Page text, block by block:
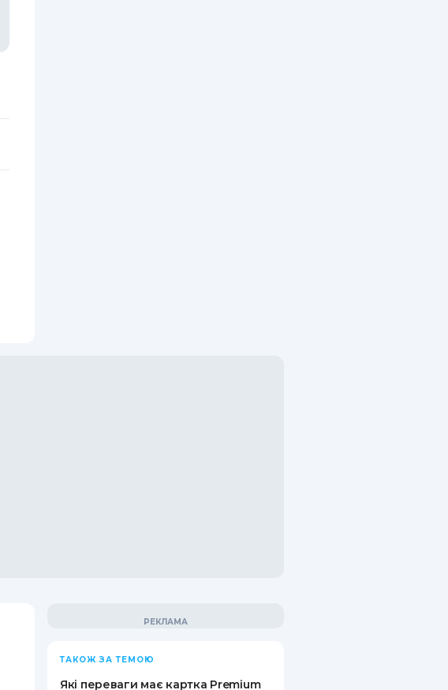
ТАКОЖ ЗА ТЕМОЮ
Які переваги має картка Premium